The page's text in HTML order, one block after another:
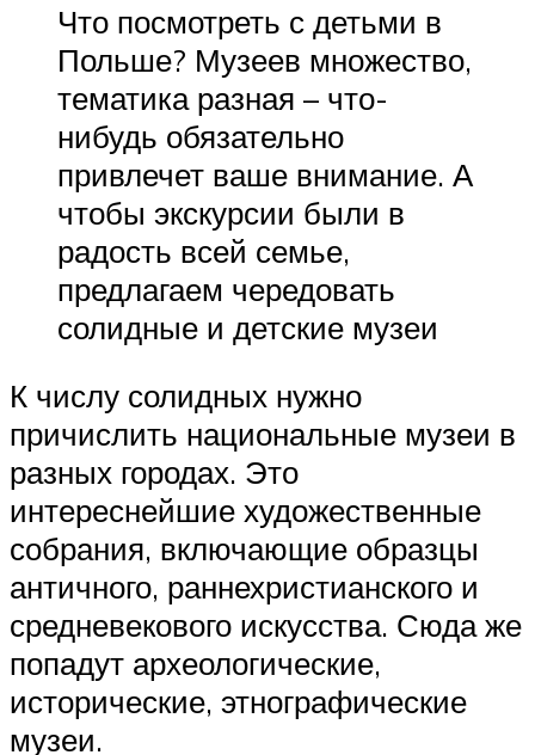
Что посмотреть с детьми в
Польше? Музеев множество,
тематика разная – что-
нибудь обязательно
привлечет ваше внимание. А
чтобы экскурсии были в
радость всей семье,
предлагаем чередовать
солидные и детские музеи
К числу солидных нужно
причислить национальные музеи в
разных городах. Это
интереснейшие художественные
собрания, включающие образцы
античного, раннехристианского и
средневекового искусства. Сюда же
попадут археологические,
исторические, этнографические
музеи.